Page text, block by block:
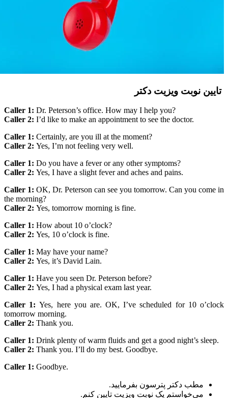
تایین نوبت ویزیت دکتر
Caller 1: Dr. Peterson’s office. How may I help you?
Caller 2: I’d like to make an appointment to see the doctor.
Caller 1: Certainly, are you ill at the moment?
Caller 2: Yes, I’m not feeling very well.
Caller 1: Do you have a fever or any other symptoms?
Caller 2: Yes, I have a slight fever and aches and pains.
Caller 1: OK, Dr. Peterson can see you tomorrow. Can you come in
the morning?
Caller 2: Yes, tomorrow morning is fine.
Caller 1: How about 10 o’clock?
Caller 2: Yes, 10 o’clock is fine.
Caller 1: May have your name?
Caller 2: Yes, it’s David Lain.
Caller 1: Have you seen Dr. Peterson before?
Caller 2: Yes, I had a physical exam last year.
Caller 1: Yes, here you are. OK, I’ve scheduled for 10 o’clock
tomorrow morning.
Caller 2: Thank you.
Caller 1: Drink plenty of warm fluids and get a good night’s sleep.
Caller 2: Thank you. I’ll do my best. Goodbye.
Caller 1: Goodbye.
مطب دکتر پترسون بفرمایید.
می‌خواستم یک نوبت ویزیت تایین کنم.